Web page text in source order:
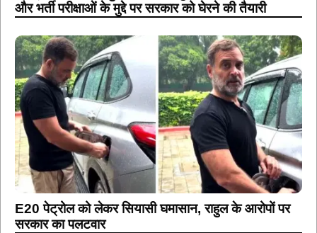
और भर्ती परीक्षाओं के मुद्दे पर सरकार को घेरने की तैयारी
E20 पेट्रोल को लेकर सियासी घमासान, राहुल के आरोपों पर
सरकार का पलटवार